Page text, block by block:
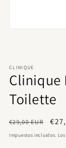
una
ventana
modal
CLINIQUE
Clinique
Toilette
Precio
habitual
€29,00 EUR
de
Impuestos incluidos. Los